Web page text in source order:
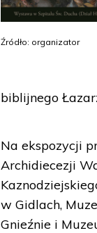
Źródło: organizator
biblijnego
Na ekspozycji
Archidiecezji
w Gidlach,
Gnieźnie i